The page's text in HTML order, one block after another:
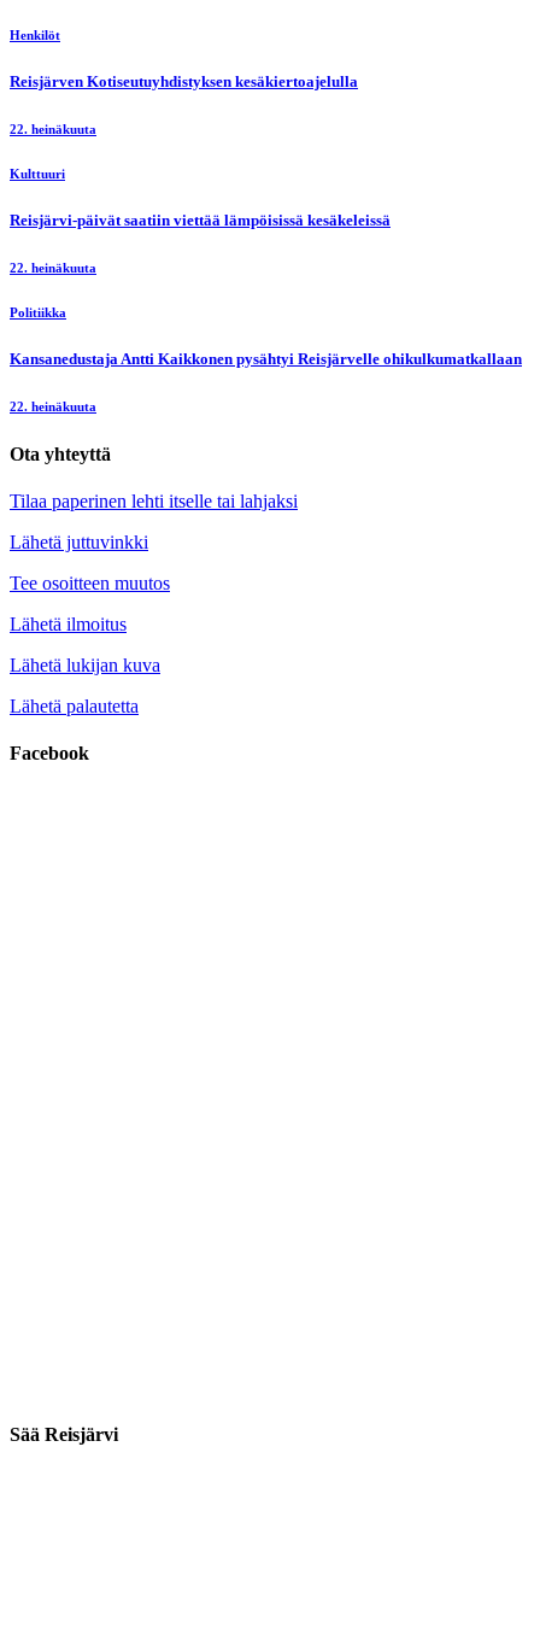
Henkilöt
Reisjärven Kotiseutuyhdistyksen kesäkiertoajelulla
22. heinäkuuta
Kulttuuri
Reisjärvi-päivät saatiin viettää lämpöisissä kesäkeleissä
22. heinäkuuta
Politiikka
Kansanedustaja Antti Kaikkonen pysähtyi Reisjärvelle ohikulkumatkallaan
22. heinäkuuta
Ota yhteyttä
Tilaa paperinen lehti itselle tai lahjaksi
Lähetä juttuvinkki
Tee osoitteen muutos
Lähetä ilmoitus
Lähetä lukijan kuva
Lähetä palautetta
Facebook
Sää Reisjärvi